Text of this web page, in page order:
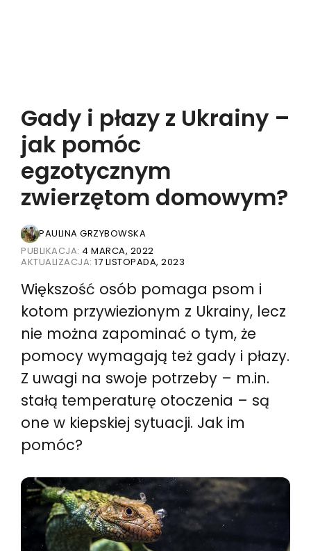
Gady i płazy z Ukrainy –
jak pomóc
egzotycznym
zwierzętom domowym?
PAULINA GRZYBOWSKA
PUBLIKACJA: 4 MARCA, 2022
AKTUALIZACJA: 17 LISTOPADA, 2023
Większość osób pomaga psom i
kotom przywiezionym z Ukrainy, lecz
nie można zapominać o tym, że
pomocy wymagają też gady i płazy.
Z uwagi na swoje potrzeby – m.in.
stałą temperaturę otoczenia – są
one w kiepskiej sytuacji. Jak im
pomóc?